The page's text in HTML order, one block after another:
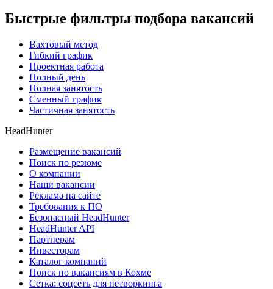
Быстрые фильтры подбора вакансий
Вахтовый метод
Гибкий график
Проектная работа
Полный день
Полная занятость
Сменный график
Частичная занятость
HeadHunter
Размещение вакансий
Поиск по резюме
О компании
Наши вакансии
Реклама на сайте
Требования к ПО
Безопасный HeadHunter
HeadHunter API
Партнерам
Инвесторам
Каталог компаний
Поиск по вакансиям в Кохме
Сетка: соцсеть для нетворкинга